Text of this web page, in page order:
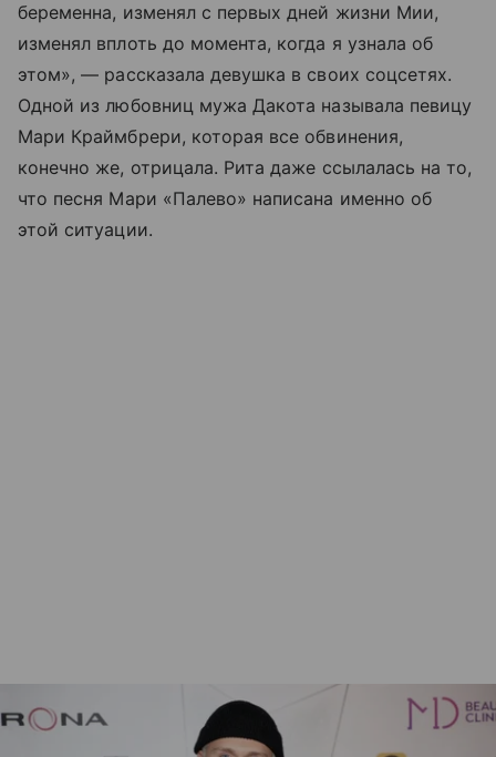
беременна, изменял с первых дней жизни Мии,
изменял вплоть до момента, когда я узнала об
этом», — рассказала девушка в своих соцсетях.
Одной из любовниц мужа Дакота называла певицу
Мари Краймбрери, которая все обвинения,
конечно же, отрицала. Рита даже ссылалась на то,
что песня Мари «Палево» написана именно об
этой ситуации.